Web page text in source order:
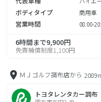
ボディタイプ 商用車
営業時間 08:00-
6時間まで9,900円
免責補償制度1,100円
ＭＪゴルフ調布店から
トヨタレンタカー調布